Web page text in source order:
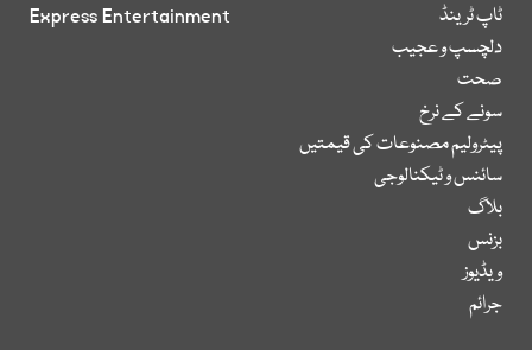
ٹاپ ٹرینڈ
دلچسپ و عجیب
صحت
سونے کے نرخ
پیٹرولیم مصنوعات کی قیمتیں
سائنس و ٹیکنالوجی
بلاگ
بزنس
ویڈیوز
جرائم
Express Entertainment